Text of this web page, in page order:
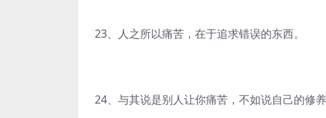
23、人之所以痛苦，在于追求错误的东西。
24、与其说是别人让你痛苦，不如说自己的修养